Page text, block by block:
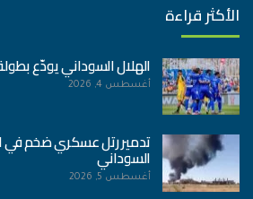
الأكثر قراءة
الهلال السوداني يودّع
أغسطس 4, 2026
تدمير رتل عسكري ضخم في
السوداني
أغسطس 5, 2026